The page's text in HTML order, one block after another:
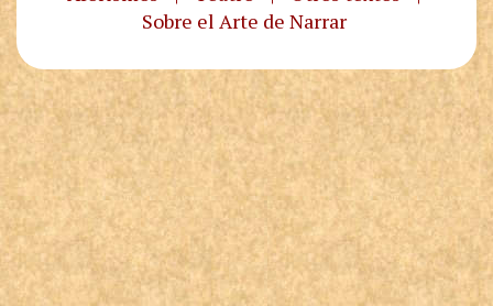
Sobre el Arte de Narrar